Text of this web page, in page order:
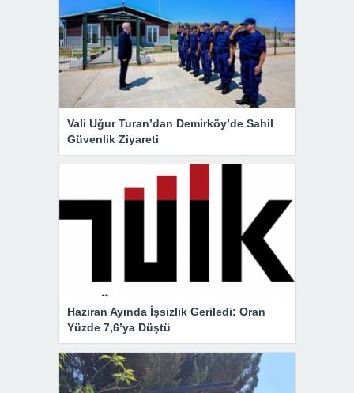
Vali Uğur Turan’dan Demirköy’de Sahil
Güvenlik Ziyareti
Haziran Ayında İşsizlik Geriledi: Oran
Yüzde 7,6’ya Düştü